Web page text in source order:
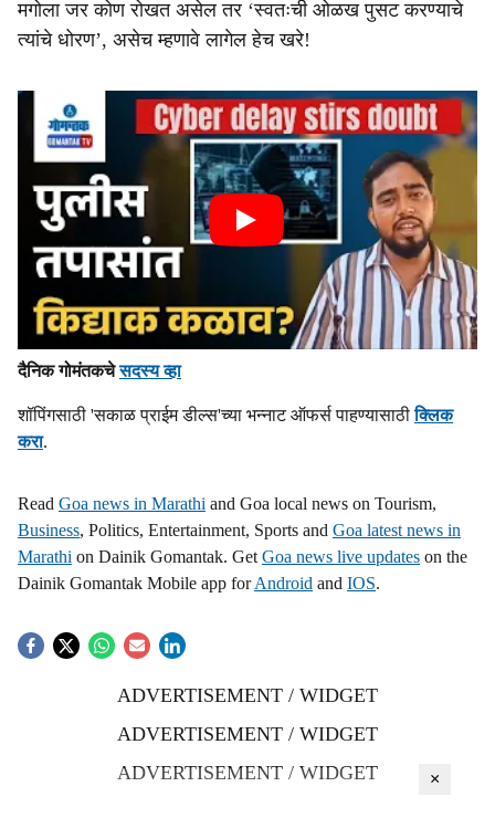
मगोला जर कोण रोखत असेल तर ‘स्वतःची ओळख पुसट करण्याचे
त्यांचे धोरण’, असेच म्हणावे लागेल हेच खरे!
दैनिक गोमंतकचेसदस्य व्हा
शॉपिंगसाठी 'सकाळ प्राईम डील्स'च्या भन्नाट ऑफर्स पाहण्यासाठीक्लिक
करा.
Read Goa news in Marathi and Goa local news on Tourism,
Business, Politics, Entertainment, Sports and Goa latest news in
Marathi on Dainik Gomantak. Get Goa news live updates on the
Dainik Gomantak Mobile app forAndroid and IOS.
ADVERTISEMENT / WIDGET
ADVERTISEMENT / WIDGET
ADVERTISEMENT / WIDGET
×